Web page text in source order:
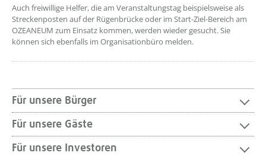
Auch freiwillige Helfer, die am Veranstaltungstag beispielsweise als
Streckenposten auf der Rügenbrücke oder im Start-Ziel-Bereich am
OZEANEUM zum Einsatz kommen, werden wieder gesucht. Sie
können sich ebenfalls im Organisationbüro melden.
Für unsere Bürger
Für unsere Gäste
Für unsere Investoren